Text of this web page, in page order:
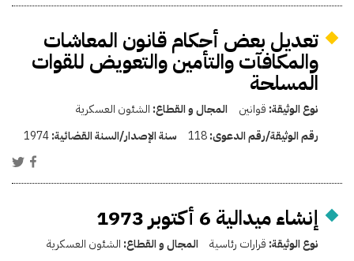
تعديل بعض أحكام قانون المعاشات
والمكافآت والتأمين والتعويض للقوات
المسلحة
نوع الوثيقة: قوانين المجال و القطاع: الشئون العسكرية
رقم الوثيقة/رقم الدعوى:118 سنة الإصدار/السنة القضائية:1974
إنشاء ميدالية 6 أكتوبر 1973
نوع الوثيقة: قرارات رئاسية المجال و القطاع: الشئون العسكرية